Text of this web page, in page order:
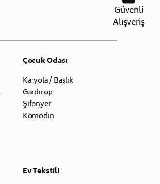
Güvenli
Alışveriş
Çocuk Odası
Karyola / Başlık
Gardırop
Şifonyer
Komodin
Ev Tekstili